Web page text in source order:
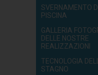
SVERNAMENTO
PISCINA
GALLERIA
DELLE NOSTRE
REALIZZAZIONI
TECNOLOGIA
STAGNO